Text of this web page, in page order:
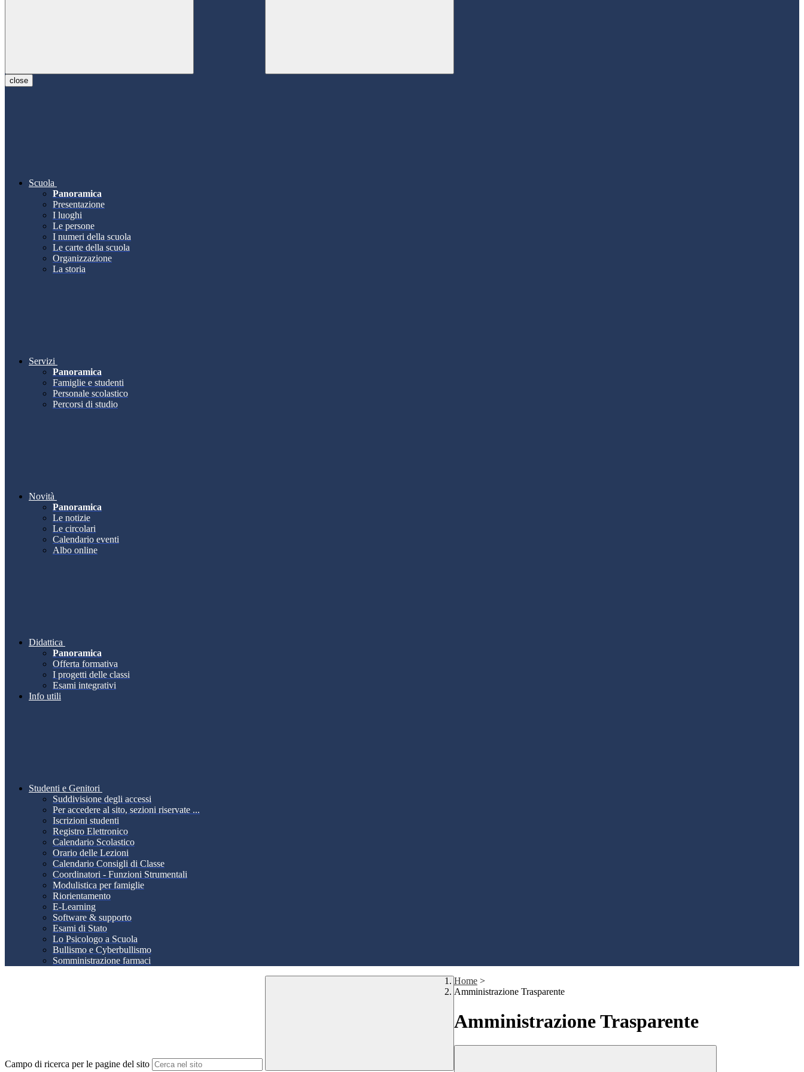
close
Scuola
Panoramica
Presentazione
I luoghi
Le persone
I numeri della scuola
Le carte della scuola
Organizzazione
La storia
Servizi
Panoramica
Famiglie e studenti
Personale scolastico
Percorsi di studio
Novità
Panoramica
Le notizie
Le circolari
Calendario eventi
Albo online
Didattica
Panoramica
Offerta formativa
I progetti delle classi
Esami integrativi
Info utili
Studenti e Genitori
Suddivisione degli accessi
Per accedere al sito, sezioni riservate ...
Iscrizioni studenti
Registro Elettronico
Calendario Scolastico
Orario delle Lezioni
Calendario Consigli di Classe
Coordinatori - Funzioni Strumentali
Modulistica per famiglie
Riorientamento
E-Learning
Software & supporto
Esami di Stato
Lo Psicologo a Scuola
Bullismo e Cyberbullismo
Somministrazione farmaci
Campo di ricerca per le pagine del sito
Home >
Amministrazione Trasparente
Amministrazione Trasparente